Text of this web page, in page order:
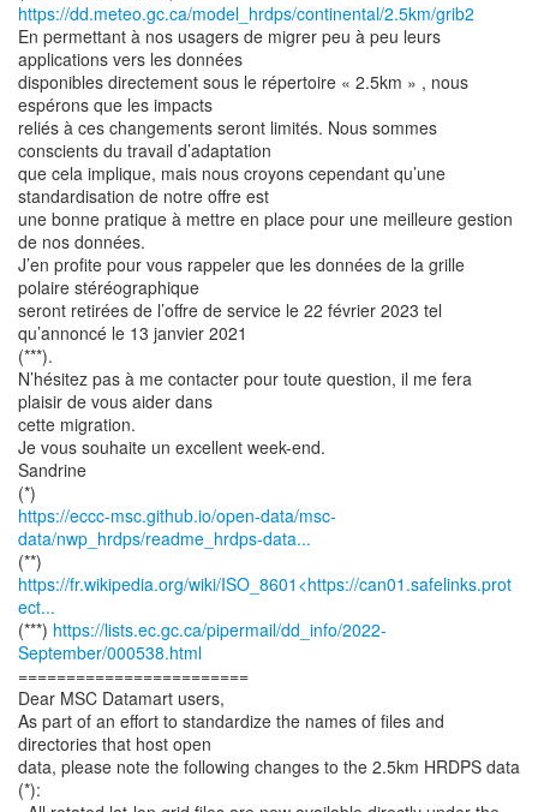
https://dd.meteo.gc.ca/model_hrdps/continental/2.5km/grib2
En permettant à nos usagers de migrer peu à peu leurs
applications vers les données
disponibles directement sous le répertoire « 2.5km » , nous
espérons que les impacts
reliés à ces changements seront limités. Nous sommes
conscients du travail d’adaptation
que cela implique, mais nous croyons cependant qu’une
standardisation de notre offre est
une bonne pratique à mettre en place pour une meilleure gestion
de nos données.
J’en profite pour vous rappeler que les données de la grille
polaire stéréographique
seront retirées de l’offre de service le 22 février 2023 tel
qu’annoncé le 13 janvier 2021
(***).
N’hésitez pas à me contacter pour toute question, il me fera
plaisir de vous aider dans
cette migration.
Je vous souhaite un excellent week-end.
Sandrine
https://eccc-msc.github.io/open-data/msc-
data/nwp_hrdps/readme_hrdps-data...
https://fr.wikipedia.org/wiki/ISO_8601<https://can01.safelinks.prot
ect...
(***) https://lists.ec.gc.ca/pipermail/dd_info/2022-
September/000538.html
========================
Dear MSC Datamart users,
As part of an effort to standardize the names of files and
directories that host open
data, please note the following changes to the 2.5km HRDPS data
(*):